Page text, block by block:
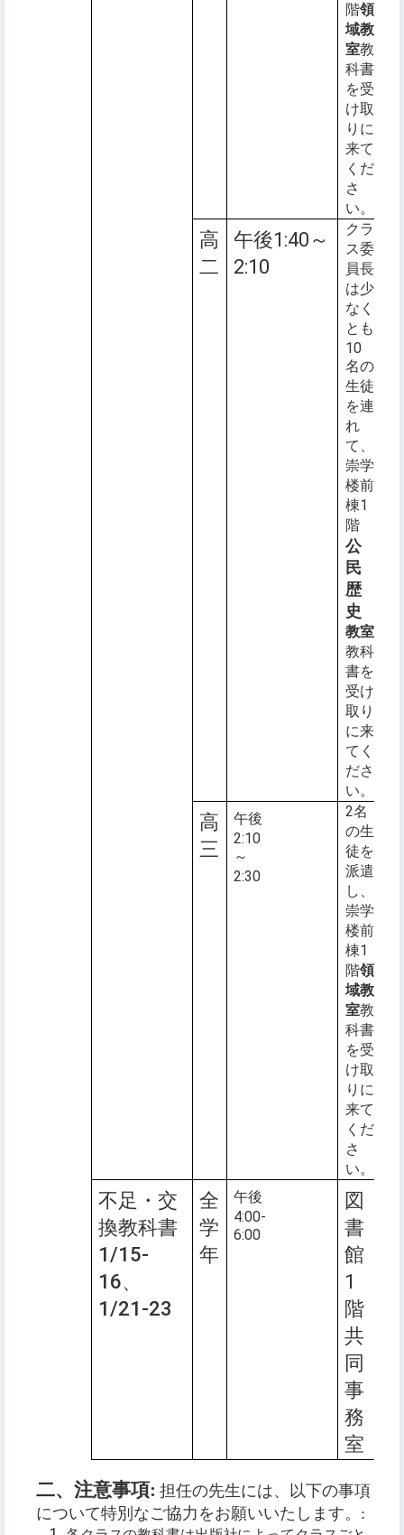
階領
域教
室教
科書
を受
け取
りに
来て
くだ
さ
い。
高
二
午後1:40～
2:10
クラ
ス委
員長
は少
なく
とも
10
名の
生徒
を連
れ
て、
崇学
楼前
棟1
階
公
民
歴
史
教室
教科
書を
受け
取り
に来
てく
ださ
い。
高
三
午後
2:10
～
2:30
2名
の生
徒を
派遣
し、
崇学
楼前
棟1
階領
域教
室教
科書
を受
け取
りに
来て
くだ
さ
い。
不足・交
換教科書
1/15-
16、
1/21-23
全
学
年
午後
4:00-
6:00
図
書
館
1
階
共
同
事
務
室
二、注意事項: 担任の先生には、以下の事項
について特別なご協力をお願いいたします。 :